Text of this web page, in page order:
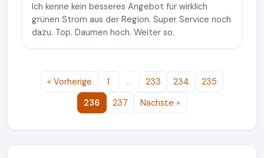
Ich kenne kein besseres Angebot für wirklich
grünen Strom aus der Region. Super Service noch
dazu. Top. Daumen hoch. Weiter so.
« Vorherige 1 … 233 234
235
236
237 Nächste »